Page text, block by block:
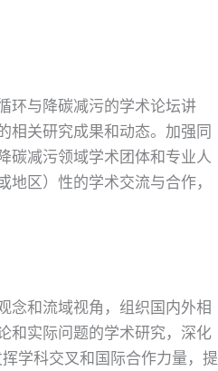
环与降碳减污的学术论坛讲
相关研究成果和动态。加强同
碳减污领域学术团体和专业人
区）性的学术交流与合作，
念和流域视角，组织国内外相
和实际问题的学术研究，深化
学科交叉和国际合作力量，提